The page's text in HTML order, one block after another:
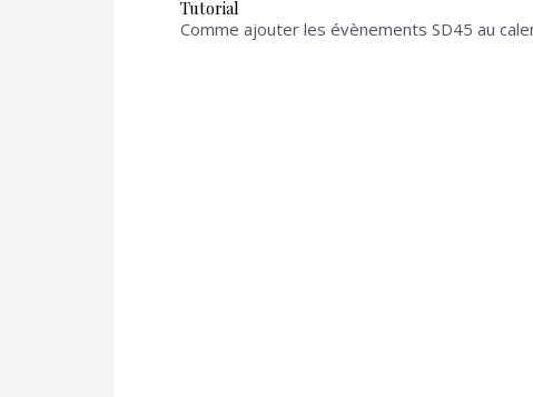
Tutorial
Comme ajouter les évènements SD45 au